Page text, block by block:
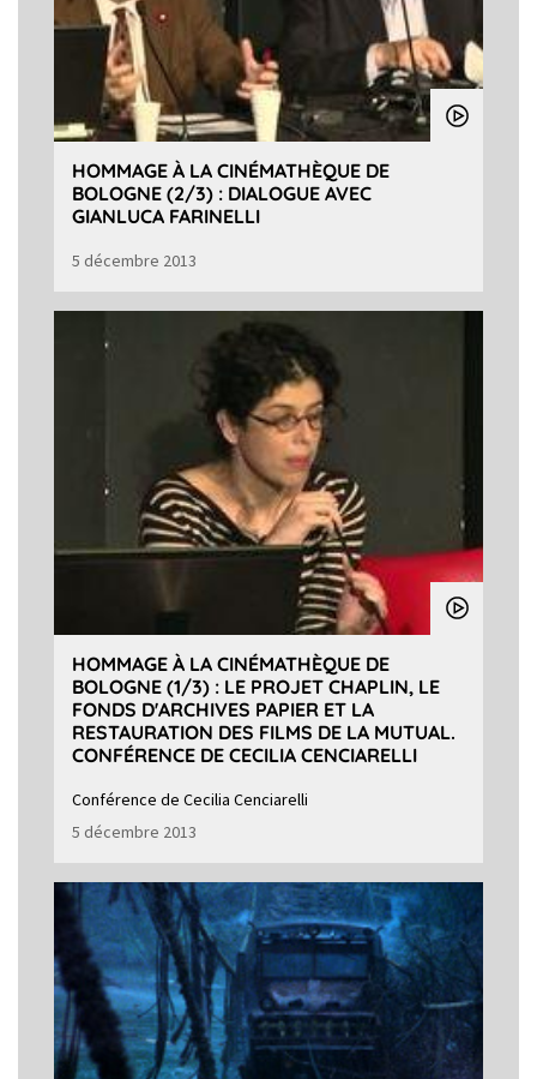
HOMMAGE À LA CINÉMATHÈQUE DE
BOLOGNE (2/3) : DIALOGUE AVEC
GIANLUCA FARINELLI
5 décembre 2013
HOMMAGE À LA CINÉMATHÈQUE DE
BOLOGNE (1/3) : LE PROJET CHAPLIN, LE
FONDS D'ARCHIVES PAPIER ET LA
RESTAURATION DES FILMS DE LA MUTUAL.
CONFÉRENCE DE CECILIA CENCIARELLI
Conférence de Cecilia Cenciarelli
5 décembre 2013